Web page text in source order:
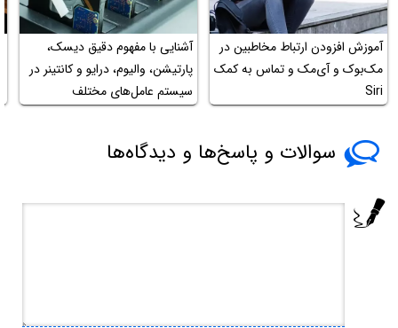
آموزش افزودن ارتباط مخاطبین در
مک‌بوک و آی‌مک و تماس به کمک
Siri
آشنایی با مفهوم دقیق دیسک،
پارتیشن، والیوم، درایو و کانتینر در
سیستم عامل‌های مختلف
سوالات و پاسخ‌ها و دیدگاه‌ها